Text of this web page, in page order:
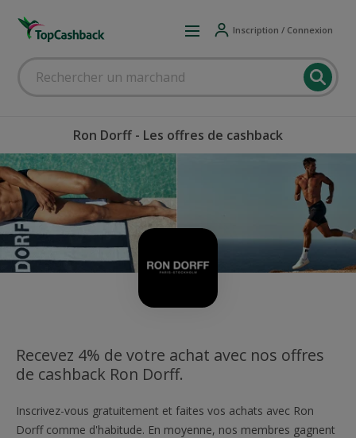
Inscription / Connexion
Ron Dorff - Les offres de cashback
Recevez 4% de votre achat avec nos offres
de cashback Ron Dorff.
Inscrivez-vous gratuitement et faites vos achats avec Ron
Dorff comme d'habitude. En moyenne, nos membres gagnent